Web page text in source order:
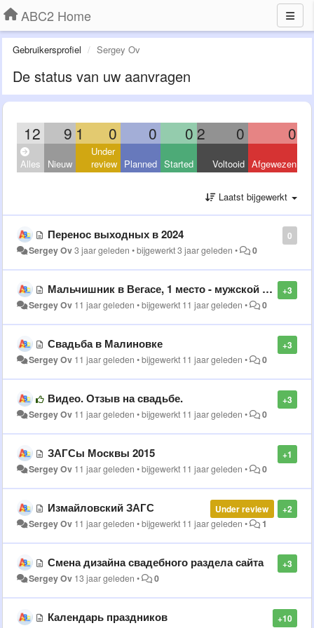
ABC2 Home
Gebruikersprofiel Sergey Ov
De status van uw aanvragen
12 9 1 0 0 0 2 0 0
Alles Nieuw
Under
review Planned Started Voltooid Afgewezen
Laatst bijgewerkt
0
Перенос выходных в 2024
Sergey Ov3 jaar geleden •bijgewerkt3 jaar geleden • 0
+3
Мальчишник в Вегасе, 1 место - мужской рейтинг
Sergey Ov 11 jaar geleden •bijgewerkt 11 jaar geleden • 0
+3
Свадьба в Малиновке
Sergey Ov 11 jaar geleden •bijgewerkt 11 jaar geleden • 0
+3
Видео. Отзыв на свадьбе.
Sergey Ov 11 jaar geleden •bijgewerkt 11 jaar geleden • 0
+1
ЗАГСы Москвы 2015
Sergey Ov 11 jaar geleden •bijgewerkt 11 jaar geleden • 0
+2
Under review
Измайловский ЗАГС
Sergey Ov 11 jaar geleden •bijgewerkt 11 jaar geleden • 1
+3
Смена дизайна свадебного раздела сайта
Sergey Ov 13 jaar geleden • 0
+10
Календарь праздников